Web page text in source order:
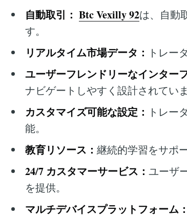
自動取引： Btc Vexilly 92は、自動
す。
リアルタイム市場データ： トレー
ユーザーフレンドリーなインター
ナビゲートしやすく設計されていま
カスタマイズ可能な設定： トレー
能。
教育リソース： 継続的学習をサポ
24/7 カスタマーサービス： ユーザ
を提供。
マルチデバイスプラットフォーム：